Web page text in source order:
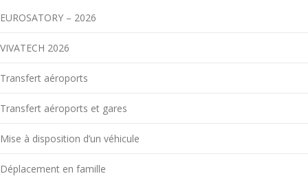
EUROSATORY – 2026
VIVATECH 2026
Transfert aéroports
Transfert aéroports et gares
Mise à disposition d’un véhicule
Déplacement en famille